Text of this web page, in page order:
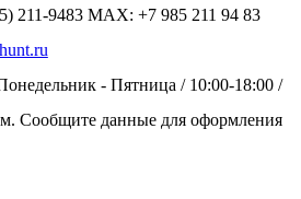
211-9483 MAX: +7 985 211 94 83
- Пятница / 10:00-18:00 /
Сообщите данные для оформления